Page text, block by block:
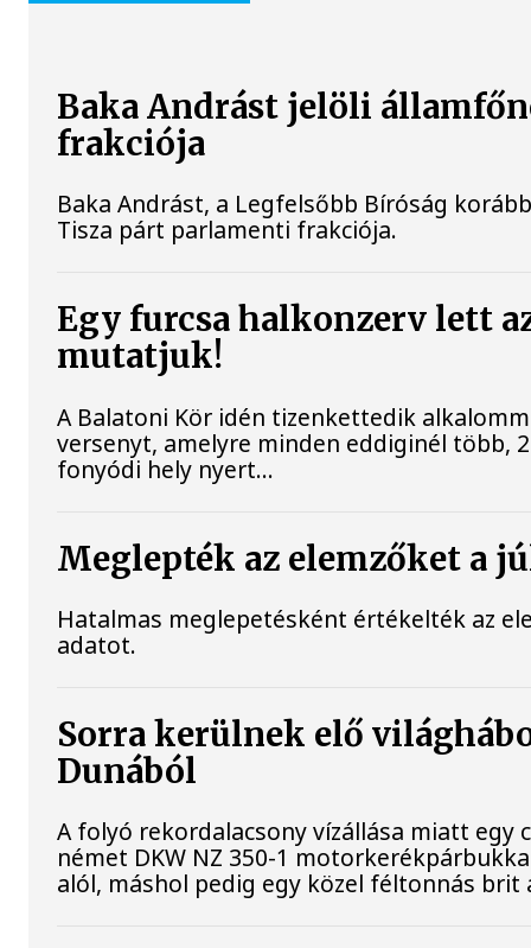
Baka Andrást jelöli
frakciója
Baka Andrást, a Legfelsőbb Bíróság
Tisza párt parlamenti frakciója.
Egy furcsa halkonzerv lett
mutatjuk!
A Balatoni Kör idén tizenkettedik
versenyt, amelyre minden eddiginél több,
fonyódi hely nyert...
Meglepték az elemzőket a
Hatalmas meglepetésként értékelték az
adatot.
Sorra kerülnek elő
Dunából
A folyó rekordalacsony vízállása miatt
német DKW NZ 350-1
alól, máshol pedig egy közel féltonnás brit